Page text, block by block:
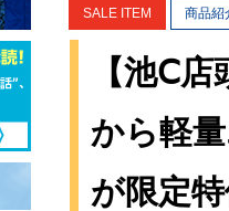
SALE ITEM 商品紹
【池Ⅽ
から軽
が限定